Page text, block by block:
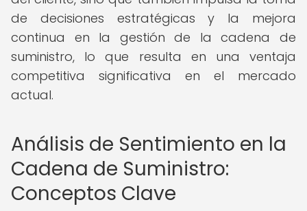
de decisiones estratégicas y la mejora
continua en la gestión de la cadena de
suministro, lo que resulta en una ventaja
competitiva significativa en el mercado
actual.
Análisis de Sentimiento en la
Cadena de Suministro:
Conceptos Clave